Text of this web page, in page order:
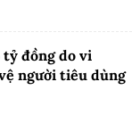
tỷ đồng do vi
người tiêu dùng